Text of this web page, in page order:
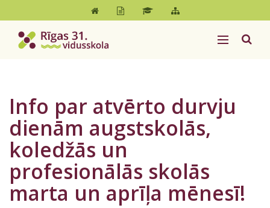
Info par atvērto durvju
dienām augstskolās,
koledžās un
profesionālās skolās
marta un aprīļa mēnesī!